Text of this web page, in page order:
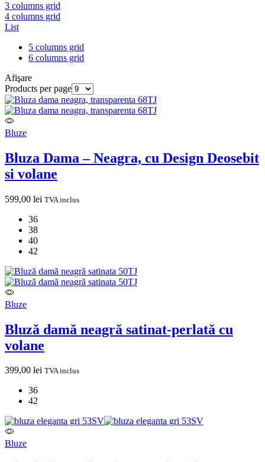
3 columns grid
4 columns grid
List
5 columns grid
6 columns grid
Afişare
Products per page
Bluze
Bluza Dama – Neagra, cu Design Deosebit
si volane
599,00 lei TVA inclus
36
38
40
42
Bluze
Bluză damă neagră satinat‑perlată cu
volane
399,00 lei TVA inclus
36
42
Bluze